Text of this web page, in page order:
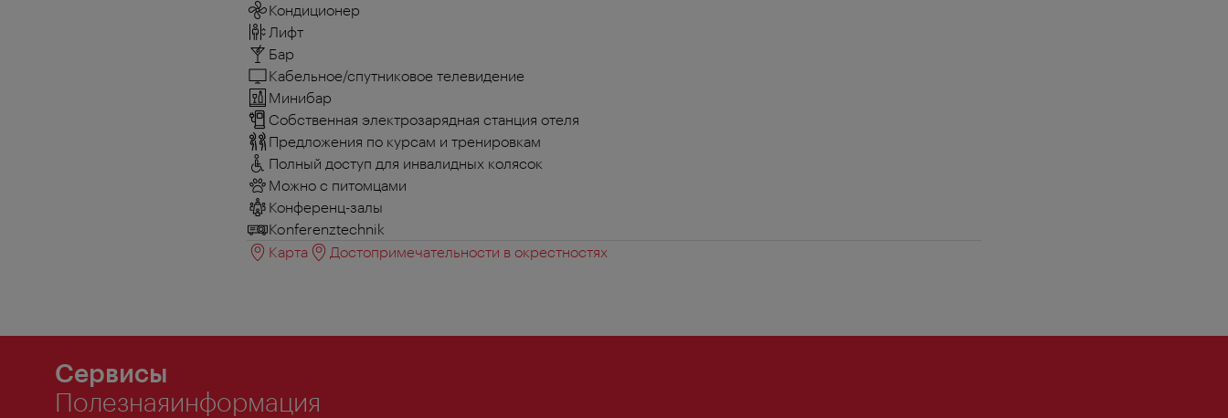
Кондиционер
Лифт
Бар
Кабельное/спутниковое телевидение
Минибар
Собственная электрозарядная станция отеля
Предложения по курсам и тренировкам
Полный доступ для инвалидных колясок
Можно с питомцами
Конференц-залы
Konferenztechnik
Карта
Достопримечательности в окрестностях
Сервисы
Полезнаяинформация